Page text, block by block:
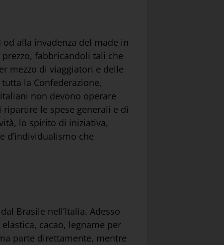
alla invadenza del made in
fabbricandoli tali che
mezzo di viaggiatori e delle
la Confederazione,
non devono operare
le spese generali e di
lo spirito di iniziativa,
d’individualismo che
Brasile nell’Italia. Adesso
cacao, legname per
parte direttamente, mentre